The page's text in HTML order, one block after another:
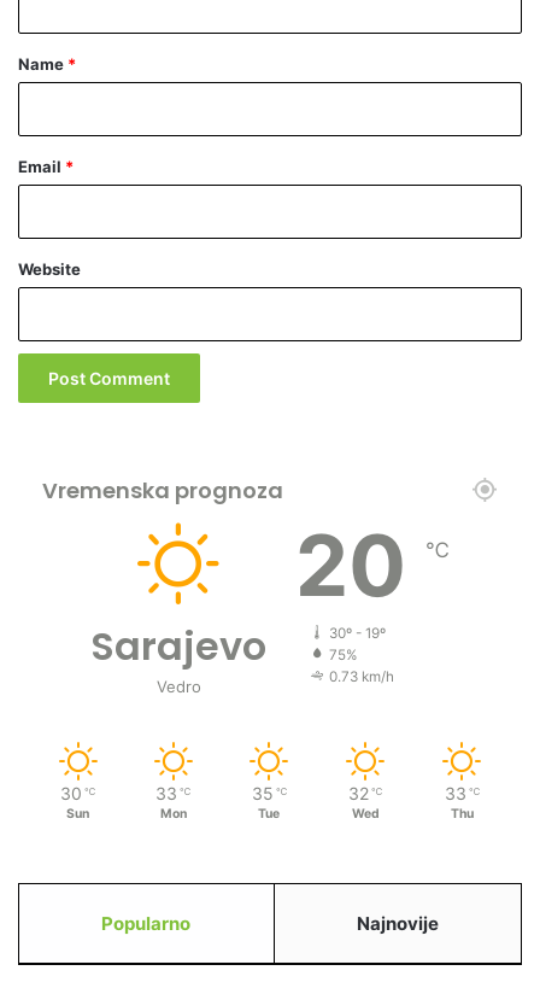
*
Name *
Email *
Website
Vremenska prognoza
Sarajevo
Vedro
20 ℃
30º - 19º
75%
0.73 km/h
30 ℃
Sun
33 ℃
Mon
35 ℃
Tue
32 ℃
Wed
33 ℃
Thu
Popularno Najnovije